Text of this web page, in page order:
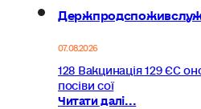
07.08.2026
128 Вакцинація 129 ЄС
посіви сої
Читати далі...